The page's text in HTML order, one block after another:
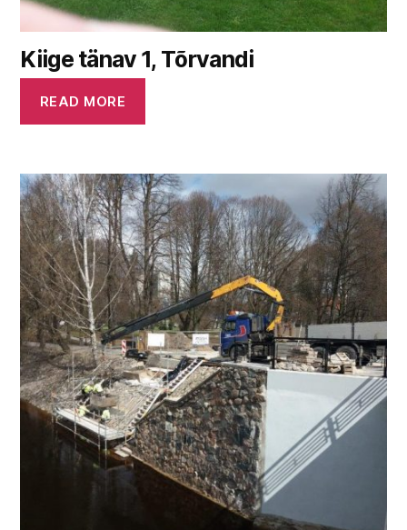
Kiige tänav 1, Tõrvandi
READ MORE